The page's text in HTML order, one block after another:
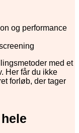
og performance
med et
Her får du ikke
forløb, der tager